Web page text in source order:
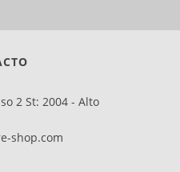
2 St: 2004 - Alto
shop.com